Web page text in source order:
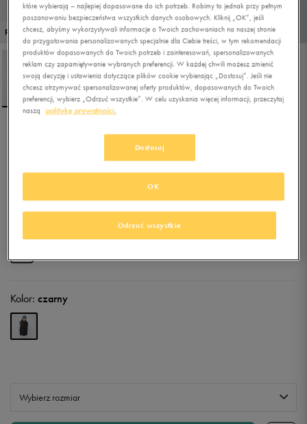
PROMO: DO -30%
UMBRO BEZRĘKAWNIK
(najniższa cena z 30 dni przed obniżką)
134,99złz Vat
Kolor: czarny
Wybierz rozmiar
które wybierają – najlepiej dopasowane do ich potrzeb. Robimy to jednak przy pełnym
poszanowaniu bezpieczeństwa wszystkich danych osobowych. Kliknij „OK”, jeśli
chcesz, abyśmy wykorzystywali informacje o Twoich zachowaniach na naszej stronie
do przygotowania personalizowanych specjalnie dla Ciebie treści, w tym rekomendacji
produktów dopasowanych do Twoich potrzeb i zainteresowań, spersonalizowanych
reklam czy zapamiętywanie wybranych preferencji. W każdej chwili możesz zmienić
swoją decyzję i ustawienia dotyczące plików cookie wybierając „Dostosuj”. Jeśli nie
chcesz otrzymywać spersonalizowanej oferty produktów, dopasowanych do Twoich
preferencji, wybierz „Odrzuć wszystkie”. W celu uzyskania więcej informacji, przeczytaj
naszą
politykę prywatności.
Dostosuj
Odrzuć wszystkie
OK